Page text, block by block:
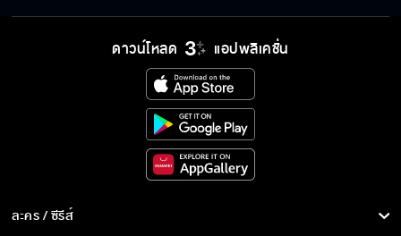
ผมอยากให้คุณได้เจอคนที่ทำให้คุณเป็นตัวของตัว
ถ้าอธิษฐานในวันเกิดจะเป็นจริงนะ
ดาวน์โหลด แอปพลิเคชั่น
ละคร / ซีรีส์